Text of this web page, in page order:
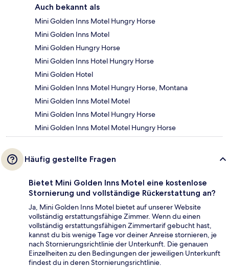
Auch bekannt als
Mini Golden Inns Motel Hungry Horse
Mini Golden Inns Motel
Mini Golden Hungry Horse
Mini Golden Inns Hotel Hungry Horse
Mini Golden Hotel
Mini Golden Inns Motel Hungry Horse, Montana
Mini Golden Inns Motel Motel
Mini Golden Inns Motel Hungry Horse
Mini Golden Inns Motel Motel Hungry Horse
Häufig gestellte Fragen
Bietet Mini Golden Inns Motel eine kostenlose
Stornierung und vollständige Rückerstattung an?
Ja, Mini Golden Inns Motel bietet auf unserer Website
vollständig erstattungsfähige Zimmer. Wenn du einen
vollständig erstattungsfähigen Zimmertarif gebucht hast,
kannst du bis wenige Tage vor deiner Anreise stornieren, je
nach Stornierungsrichtlinie der Unterkunft. Die genauen
Einzelheiten zu den Bedingungen der jeweiligen Unterkunft
findest du in deren Stornierungsrichtlinie.